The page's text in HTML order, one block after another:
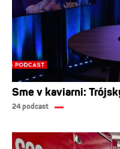
Sme v kaviarni:
24 podcast